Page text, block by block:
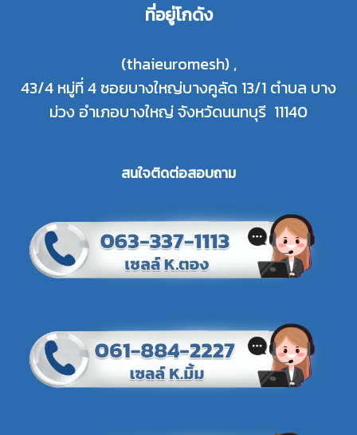
ที่อยู่โกดัง
(thaieuromesh) ,
43/4 หมู่ที่ 4 ซอยบางใหญ่บางคูลัด 13/1 ตำบล บาง
ม่วง อำเภอบางใหญ่ จังหวัดนนทบุรี 11140
สนใจติดต่อสอบถาม